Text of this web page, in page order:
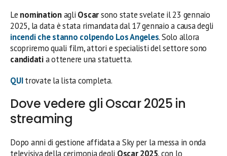
Le nominationagli Oscarsono state svelate il 23 gennaio
2025, la data è stata rimandata dal 17 gennaio a causa degli
incendi che stanno colpendo Los Angeles. Solo allora
scopriremo quali film, attori e specialisti del settore sono
candidatia ottenere una statuetta.
QUItrovate la lista completa.
Dove vedere gli Oscar 2025 in
streaming
Dopo anni di gestione affidata a Sky per la messa in onda
televisiva della cerimonia degli Oscar 2025, con lo